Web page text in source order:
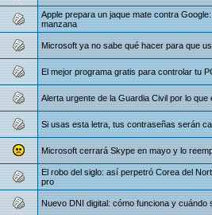
Apple prepara un jaque mate contra
manzana
Microsoft ya no sabe qué hacer para que
El mejor programa gratis para controlar tu
Alerta urgente de la Guardia Civil por lo
Si usas esta letra, tus contraseñas serán
Microsoft cerrará Skype en mayo y lo
El robo del siglo: así perpetró Corea del
pro
Nuevo DNI digital: cómo funciona y cuándo